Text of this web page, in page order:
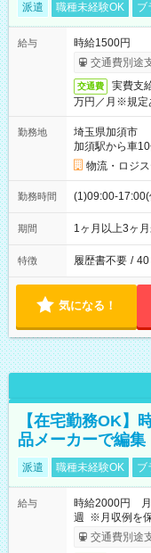
派遣 職種未経験OK ブ
給与
時給1500円
交通費別途
交通費
実費支
万円／月※規定
勤務地
埼玉県加須市
加須駅から車
物流・ロジ
勤務時間 (1)09:00-
期間 1ヶ月以上3ヶ
特徴 履歴書不要 / 40
気になる！
【在宅勤務OK】
品メーカーで編
派遣 職種未経験OK ブ
給与
時給2000円 月
週 ※月収例を
ービス利用可（
交通費別途